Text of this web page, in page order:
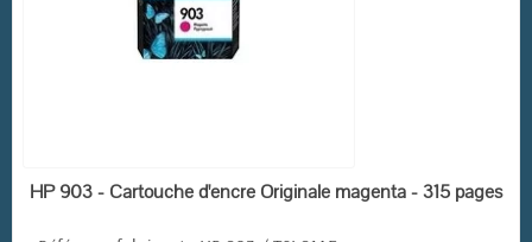
EN STOCK
HP 903 - Cartouche d'encre Originale magenta - 315 pages